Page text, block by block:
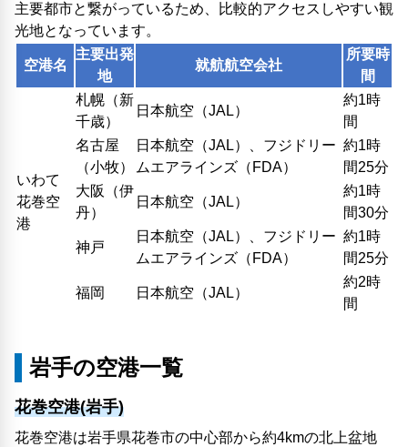
主要都市と繋がっているため、比較的アクセスしやすい観
光地となっています。
空港名
主要出発
地
就航航空会社
所要時
間
いわて
花巻空
港
札幌（新
千歳）
日本航空（JAL）
約1時
間
名古屋
（小牧）
日本航空（JAL）、フジドリー
ムエアラインズ（FDA）
約1時
間25分
大阪（伊
丹）
日本航空（JAL）
約1時
間30分
神戸
日本航空（JAL）、フジドリー
ムエアラインズ（FDA）
約1時
間25分
福岡 日本航空（JAL）
約2時
間
岩手の空港一覧
花巻空港(岩手)
花巻空港は岩手県花巻市の中心部から約4kmの北上盆地